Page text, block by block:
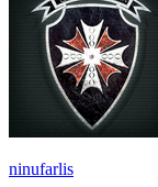
ninufarlis